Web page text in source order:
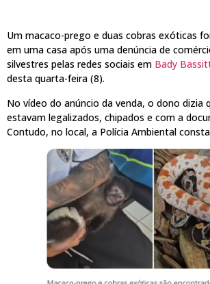
Um macaco-prego e duas cobras exóticas
em uma casa após uma denúncia de
silvestres pelas redes sociais em Bady
desta quarta-feira (8).
No vídeo do anúncio da venda, o dono dizia
estavam legalizados, chipados e com a
Contudo, no local, a Polícia Ambiental